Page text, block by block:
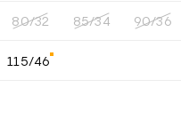
80/32 85/34 90/36
115/46